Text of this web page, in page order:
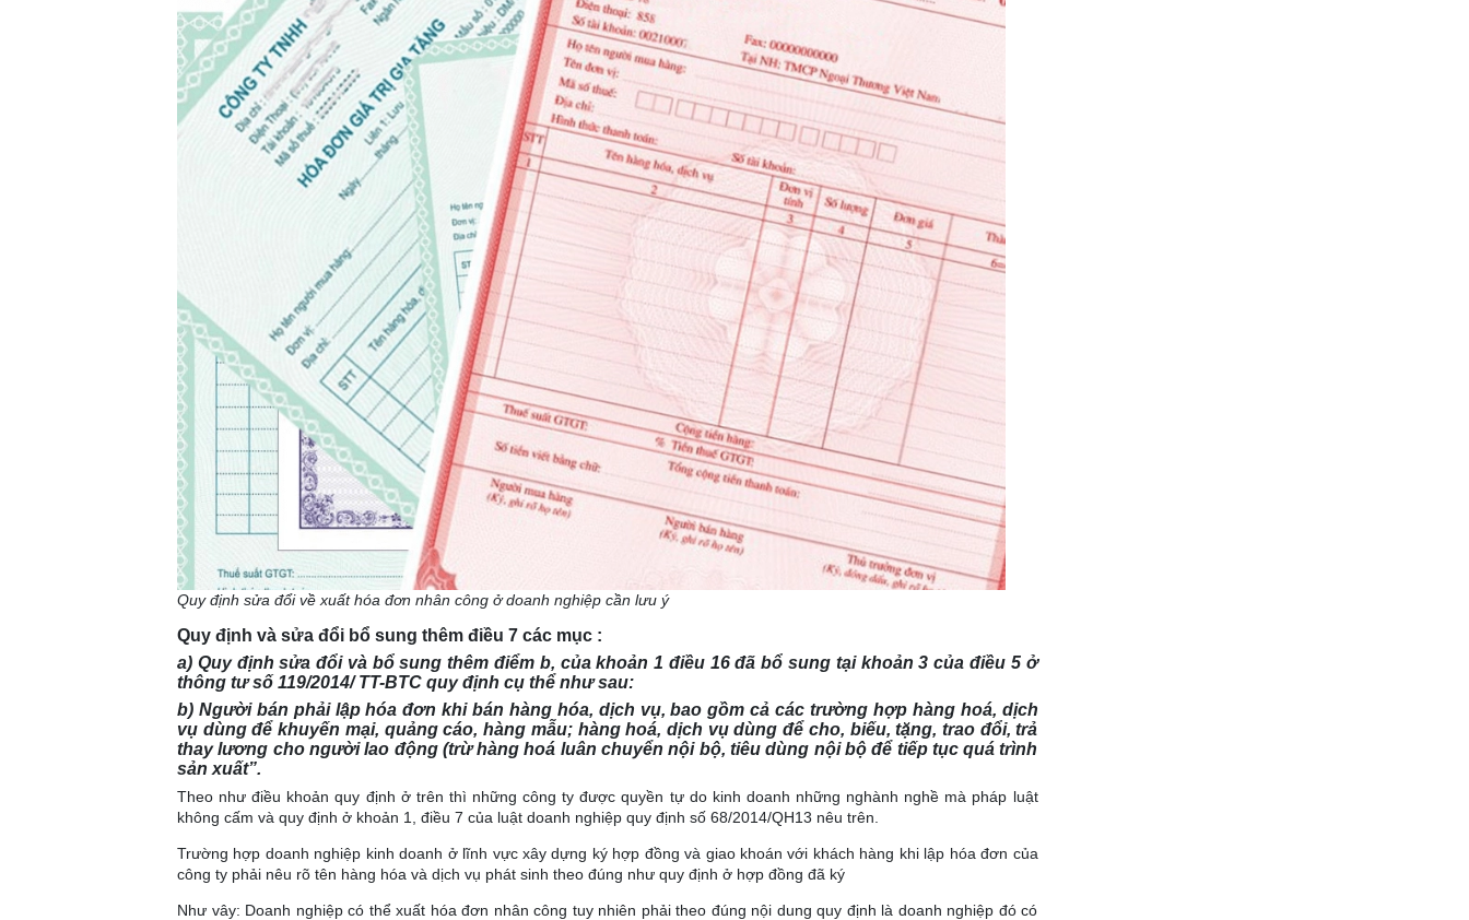
Quy định sửa đổi về xuất hóa đơn nhân công ở doanh nghiệp cần lưu ý
Quy định và sửa đổi bổ sung thêm điều 7 các mục :
a) Quy định sửa đổi và bổ sung thêm điểm b, của khoản 1 điều 16 đã bổ sung tại khoản 3 của điều 5 ở
thông tư số 119/2014/ TT-BTC quy định cụ thể như sau:
b) Người bán phải lập hóa đơn khi bán hàng hóa, dịch vụ, bao gồm cả các trường hợp hàng hoá, dịch
vụ dùng để khuyến mại, quảng cáo, hàng mẫu; hàng hoá, dịch vụ dùng để cho, biếu, tặng, trao đổi, trả
thay lương cho người lao động (trừ hàng hoá luân chuyển nội bộ, tiêu dùng nội bộ để tiếp tục quá trình
sản xuất”.
Theo như điều khoản quy định ở trên thì những công ty được quyền tự do kinh doanh những nghành nghề mà pháp luật
không cấm và quy định ở khoản 1, điều 7 của luật doanh nghiệp quy định số 68/2014/QH13 nêu trên.
Trường hợp doanh nghiệp kinh doanh ở lĩnh vực xây dựng ký hợp đồng và giao khoán với khách hàng khi lập hóa đơn của
công ty phải nêu rõ tên hàng hóa và dịch vụ phát sinh theo đúng như quy định ở hợp đồng đã ký
Như vây: Doanh nghiệp có thể xuất hóa đơn nhân công tuy nhiên phải theo đúng nội dung quy định là doanh nghiệp đó có